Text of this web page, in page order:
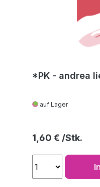
*PK - andrea
auf Lager
Regulärer Preis:
1,60 €